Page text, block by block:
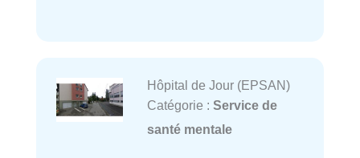
Hôpital de Jour (EPSAN)
Catégorie : Service de
santé mentale